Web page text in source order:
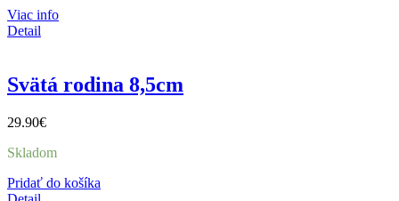
Viac info
Detail
Svätá rodina 8,5cm
29.90€
Skladom
Pridať do košíka